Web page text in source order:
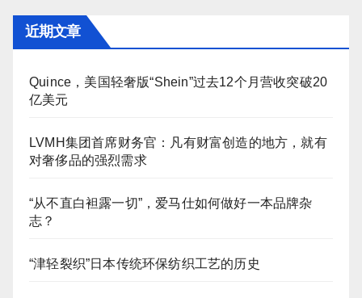
近期文章
Quince，美国轻奢版“Shein”过去12个月营收突破20
亿美元
LVMH集团首席财务官：凡有财富创造的地方，就有
对奢侈品的强烈需求
“从不直白袒露一切”，爱马仕如何做好一本品牌杂
志？
“津轻裂织”日本传统环保纺织工艺的历史